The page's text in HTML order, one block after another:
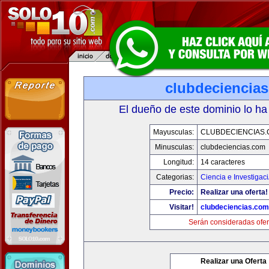
El dueño de este dominio lo
Mayusculas:
Minusculas:
clubdeciencias.com
Longitud:
14 caracteres
Categorias:
Ciencia e
Precio:
Realizar una oferta!
Visitar!
clubdeciencias.com
Serán consideradas
Realizar una Oferta